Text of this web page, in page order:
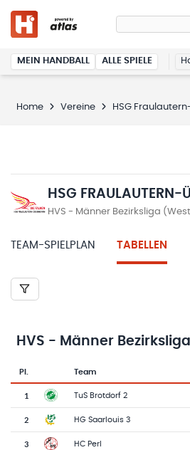
MEIN HANDBALL ALLE SPIELE
Home Vereine HSG
HSG FRAULAUTERN-
HVS - Männer Bezirksliga
TEAM-SPIELPLAN TABELLEN
HVS - Männer
Tabelle mit Vereinsplatzierungen, Spielen,
Pl.
Team-Logo
Team
1 TuS Brotdorf 2
2 HG Saarlouis 3
3 HC Perl